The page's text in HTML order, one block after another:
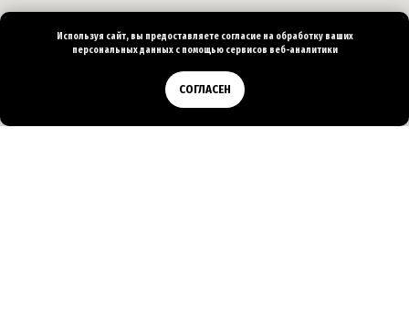
Используя сайт, вы предоставляете согласие на обработку ваших
персональныхданных с помощью сервисов веб-аналитики
СОГЛАСЕН
Позвонить